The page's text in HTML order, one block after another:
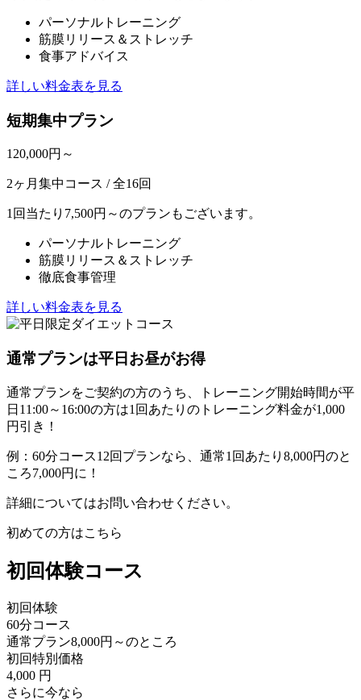
パーソナルトレーニング
筋膜リリース＆ストレッチ
食事アドバイス
詳しい料金表を見る
短期集中プラン
120,000円～
2ヶ月集中コース / 全16回
1回当たり7,500円～のプランもございます。
パーソナルトレーニング
筋膜リリース＆ストレッチ
徹底食事管理
詳しい料金表を見る
通常プランは平日お昼がお得
通常プランをご契約の方のうち、トレーニング開始時間が平
日11:00～16:00の方は1回あたりのトレーニング料金が1,000
円引き！
例：60分コース12回プランなら、通常1回あたり8,000円のと
ころ7,000円に！
詳細についてはお問い合わせください。
初めての方はこちら
初回体験コース
初回体験
60分コース
通常プラン8,000円 ～のところ
初回特別価格
4,000 円
さらに今なら